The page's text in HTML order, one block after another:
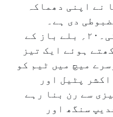
نے اپنی دھماکہ
دی ہے۔
ابھیشیک نے دنیا کے سرفہرست ٹی۔۲۰؍ بلے باز کے
ہوئے ایک تیز
میچ میں ٹیم کو
پٹیل اور
سے رن بنا رہے
سنگھ اور